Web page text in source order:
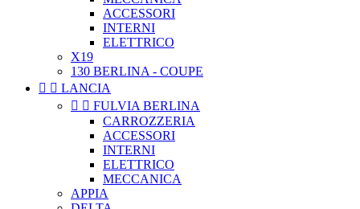
ACCESSORI
INTERNI
ELETTRICO
X19
130 BERLINA - COUPE
  LANCIA
  FULVIA BERLINA
CARROZZERIA
ACCESSORI
INTERNI
ELETTRICO
MECCANICA
APPIA